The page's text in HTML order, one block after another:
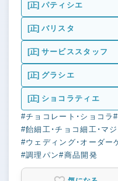
[正] パティシエ
[正] バリスタ
[正] サービススタッフ
[正] グラシエ
[正] ショコラティエ
#チョコレート・ショコラ
#飴細工・チョコ細工・マ
#ウェディング・オーダー
#調理パン#商品開発